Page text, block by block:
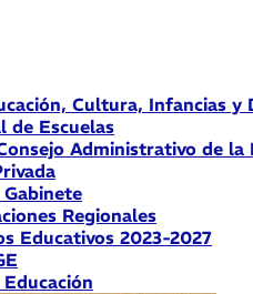
Cultura, Infancias y
de Escuelas
Administrativo de la
Regionales
Educativos 2023-2027